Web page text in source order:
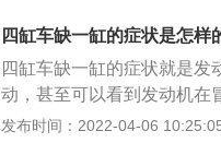
化为机械能的机器，包括往
机、电动机，发动机既适
四缸车缺一缸的症状是怎样
四缸车缺一缸的症状就是
动，甚至可以看到发动机在
缸车缺一缸的症状已经非常
发布时间：2022-04-06